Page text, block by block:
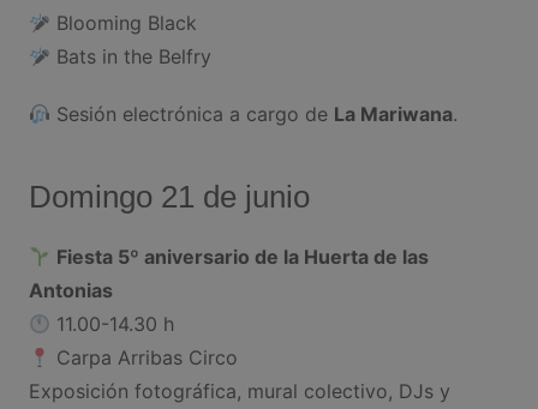
Blooming Black
Bats in the Belfry
Sesión electrónica a cargo de La Mariwana.
Domingo 21 de junio
Fiesta 5º aniversario de la Huerta de las
Antonias
11.00-14.30 h
Carpa Arribas Circo
Exposición fotográfica, mural colectivo, DJs y